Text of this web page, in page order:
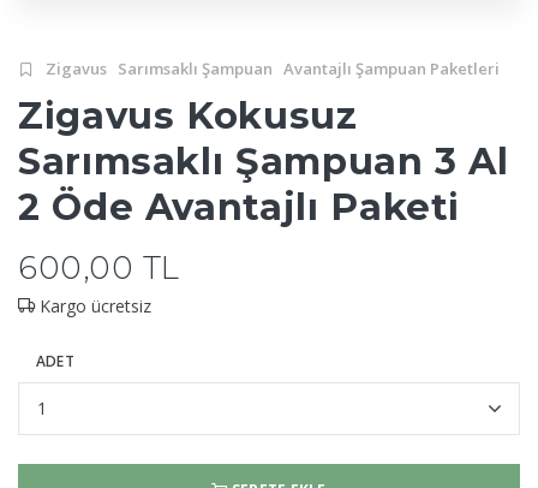
Zigavus Sarımsaklı Şampuan Avantajlı Şampuan Paketleri
Zigavus Kokusuz
Sarımsaklı Şampuan 3 Al
2 Öde Avantajlı Paketi
600,00 TL
Kargo ücretsiz
ADET